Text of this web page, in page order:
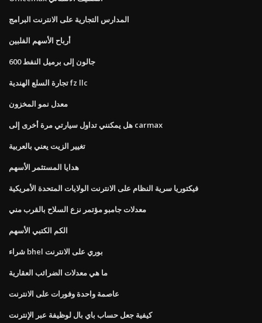
المدارس التجارية على الانترنت البرامج
أرباح الأسهم الفلبين
600 جالون إلى برميل النفط
تجارة السلع الهندية fz llc
معدل نمو المخزون
هل يمكنني تداول سيارتي مرة أخرى إلى carmax
تغيير الزيت يعني بالعربية
هدايا المستثمر الأسهم
فيكتوريا سرية النظام على الانترنت الولايات المتحدة الأمريكية
معدلات جامبو مؤتمر نزع السلاح بالقرب مني
الكم الكتبي الأسهم
شراء bhel بوري على الانترنت
ما هي معدلات الضرائب العقارية
عاصمة واحدة وفورات على الانترنت
كيفية جعل حساب باي بال لوظيفة عبر الإنترنت